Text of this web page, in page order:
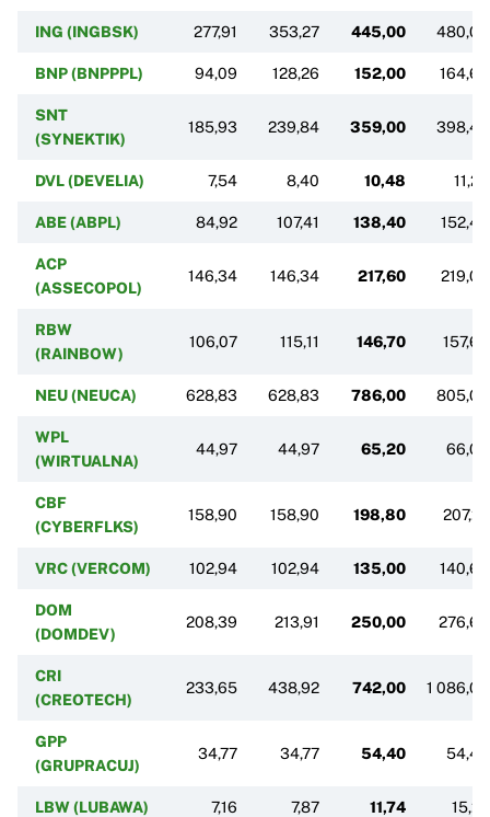
ING (INGBSK) 277,91 353,27 445,00 480,00
BNP (BNPPPL) 94,09 128,26 152,00 164,60
SNT
(SYNEKTIK)
185,93 239,84 359,00 398,40
DVL (DEVELIA) 7,54 8,40 10,48 11,20
ABE (ABPL) 84,92 107,41 138,40 152,40
ACP
(ASSECOPOL)
146,34 146,34 217,60 219,00
RBW
(RAINBOW)
106,07 115,11 146,70 157,65
NEU (NEUCA) 628,83 628,83 786,00 805,00
WPL
(WIRTUALNA)
44,97 44,97 65,20 66,00
CBF
(CYBERFLKS)
158,90 158,90 198,80 207,27
VRC (VERCOM) 102,94 102,94 135,00 140,65
DOM
(DOMDEV)
208,39 213,91 250,00 276,63
CRI
(CREOTECH)
233,65 438,92 742,00 1 086,00
GPP
(GRUPRACUJ)
34,77 34,77 54,40 54,40
LBW (LUBAWA) 7,16 7,87 11,74 15,27